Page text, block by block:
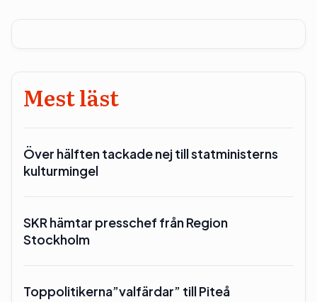
Mest läst
Över hälften tackade nej till statministerns
kulturmingel
SKR hämtar presschef från Region
Stockholm
Toppolitikerna”valfärdar” till Piteå